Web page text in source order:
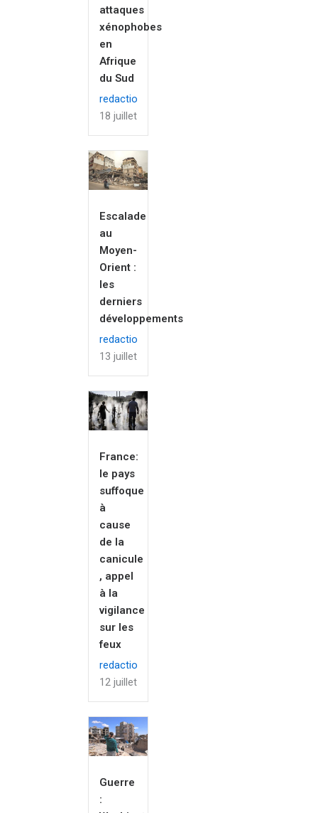
attaques
xénophobes
en
Afrique
du Sud
redaction
18 juillet 2026
Escalade
au
Moyen-
Orient :
les
derniers
développements
redaction
13 juillet 2026
France:
le pays
suffoque
à
cause
de la
canicule
, appel
à la
vigilance
sur les
feux
redaction
12 juillet 2026
Guerre
: